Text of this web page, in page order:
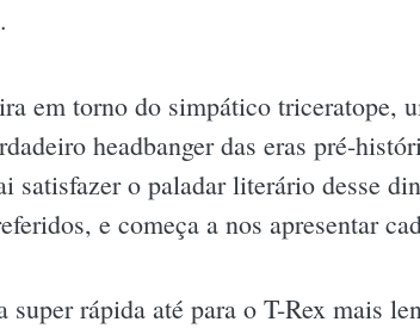
em torno do simpático triceratope,
headbanger das eras pré-
satisfazer o paladar literário desse
e começa a nos apresentar
rápida até para o T-Rex mais